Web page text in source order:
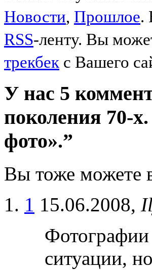
Новости, Прошлое.
RSS-ленту. Вы
трекбек с Вашего
У нас 5
поколения 70-
фото».”
Вы тоже можете
1 15.06.2008,
ситуации,